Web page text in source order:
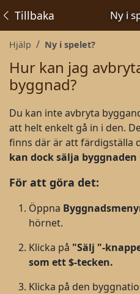
Ny i
Tillbaka
Hjälp Ny i spelet?
Hur kan jag
byggnad?
Du kan inte avbryta
att helt enkelt gå in i den.
finns där är att färdigställa
kan dock sälja
För att göra det:
Öppna
hörnet.
Klicka på "Sälj "-
som ett $-tecken.
Klicka på den